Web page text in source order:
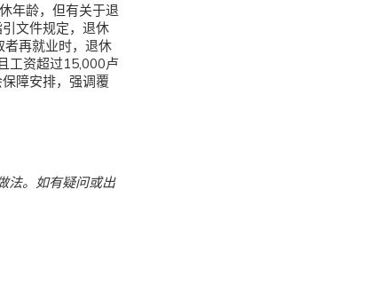
年龄，但有关于退
文件规定，退休
再就业时，退休
工资超过15,000卢
障安排，强调覆
法。如有疑问或出